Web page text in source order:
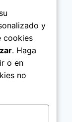
y
cookies
. Haga
o en
no